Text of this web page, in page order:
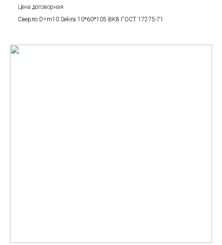
Цена договорная
Сверло D=m10 Sekira 10*60*105 BK8 ГОСТ 17275-71